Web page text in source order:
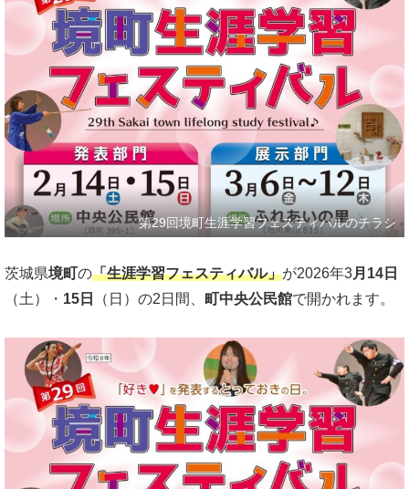
第29回境町生涯学習フェスティバルのチラシ
茨城県境町の「生涯学習フェスティバル」が2026年3月14日
（土）・ 15日 （日）の2日間、 町中央公民館で開かれます。